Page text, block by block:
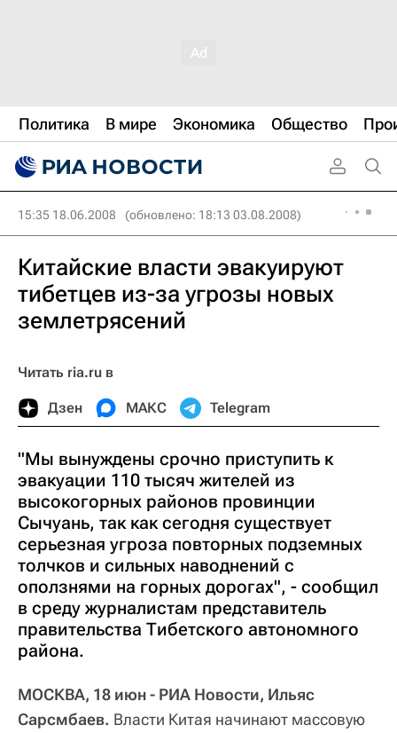
Политика В мире Экономика Общество
15:35 18.06.2008 (обновлено: 18:13 03.08.2008)
Китайские власти эвакуируют
тибетцев из-за угрозы новых
землетрясений
Читать ria.ru в
Дзен МАКС Telegram
"Мы вынуждены срочно приступить к
эвакуации 110 тысяч жителей из
высокогорных районов провинции
Сычуань, так как сегодня существует
серьезная угроза повторных подземных
толчков и сильных наводнений с
оползнями на горных дорогах", - сообщил
в среду журналистам представитель
правительства Тибетского автономного
района.
МОСКВА, 18 июн - РИА Новости, Ильяс
Сарсмбаев. Власти Китая начинают массовую